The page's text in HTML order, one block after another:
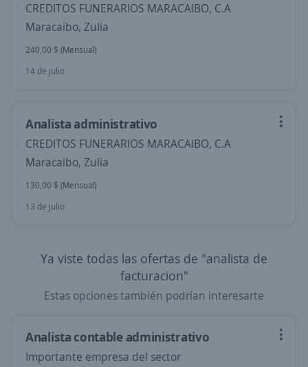
CREDITOS FUNERARIOS MARACAIBO, C.A
Maracaibo, Zulia
240,00 $ (Mensual)
14 de julio
Analista administrativo
CREDITOS FUNERARIOS MARACAIBO, C.A
Maracaibo, Zulia
130,00 $ (Mensual)
13 de julio
Ya viste todas las ofertas de "analista de
facturacion"
Estas opciones también podrían interesarte
Analista contable administrativo
Importante empresa del sector